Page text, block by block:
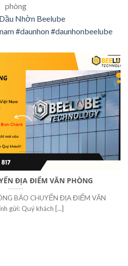
phòng
Dầu Nhờn Beelube
#daunhon#daunhonbeelube
ĐỊA ĐIỂM VĂN PHÒNG
BÁO CHUYỂN ĐỊA ĐIỂM VĂN
gửi: Quý khách [...]